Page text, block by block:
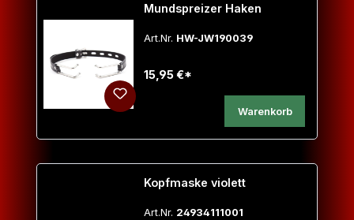
Mundspreizer Haken
Art.Nr. HW-JW190039
15,95 €*
Warenkorb
Kopfmaske violett
Art.Nr. 24934111001